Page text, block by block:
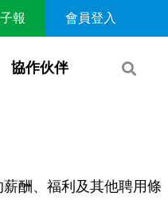
報 會員登入
協作伙伴
酬、福利及其他聘用條